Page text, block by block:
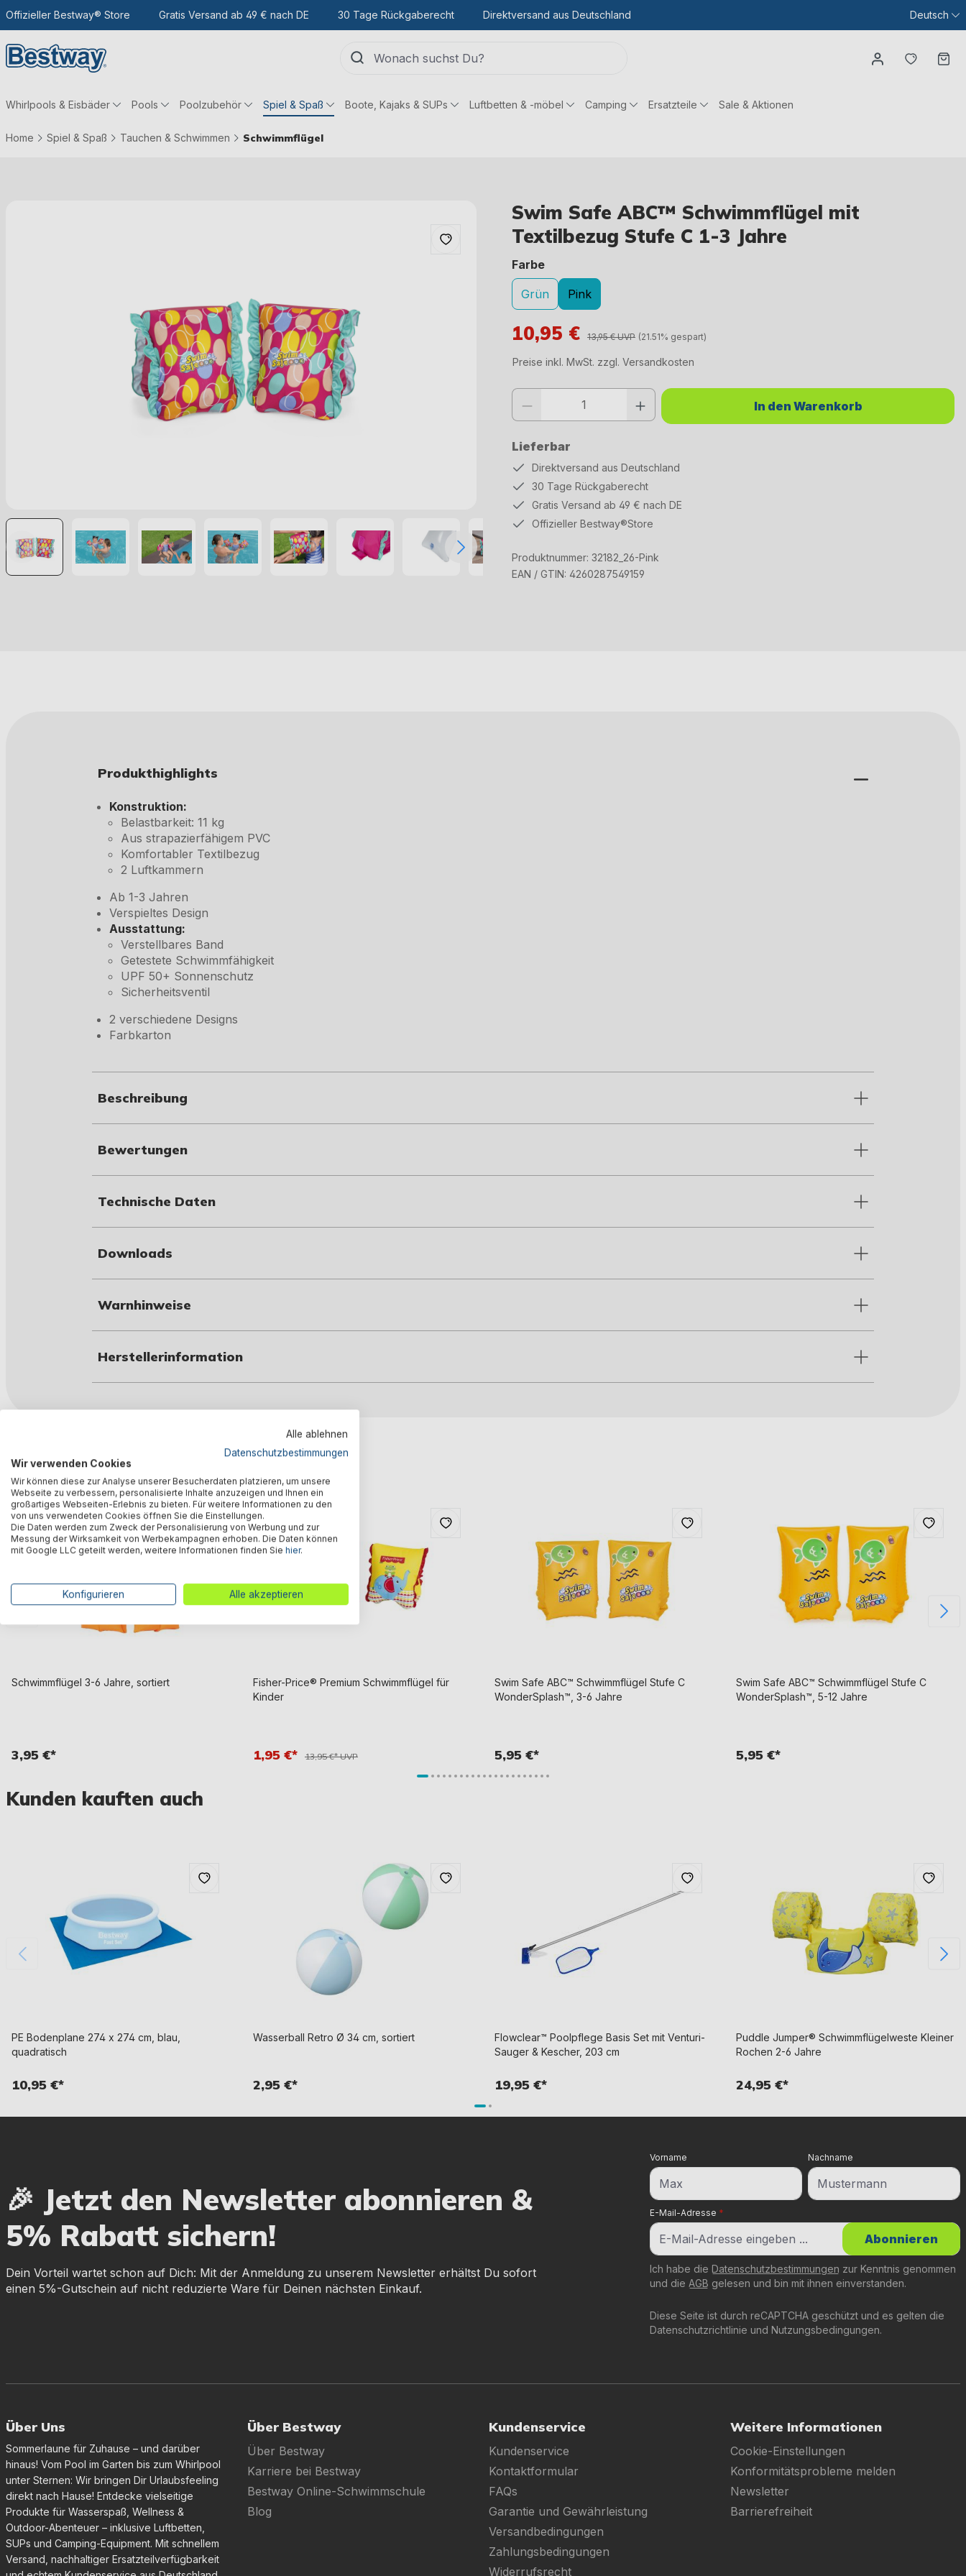
Hauptinhalt
Zur Suche
Zur Hauptnavigation
Offizieller Bestway® Store Gratis Versand ab 49 € nach DE 30 Tage Rückgaberecht Direktversand aus Deutschland Deutsch
Du
Whirlpools & Eisbäder Pools Poolzubehör Spiel & Spaß Boote, Kajaks & SUPs Luftbetten & -möbel Camping Ersatzteile Sale & Aktionen
Home Spiel & Spaß Tauchen & Schwimmen Schwimmflügel
Swim Safe ABC™ Schwimmflügel mit
Textilbezug Stufe C 1-3 Jahre
10,95 € 13,95 € UVP (21.51% gespart)
Preise inkl. MwSt. zzgl. Versandkosten
Lieferbar
Farbeauswählen
Grün Pink
Produkt Anzahl: Gib den gewünschten Wert ein oder benutze die Schaltflächen um die Anzahl zu erhöhen
In den Warenkorb
Direktversand aus Deutschland
30 Tage Rückgaberecht
Gratis Versand ab 49 € nach DE
Offizieller Bestway®Store
Produktnummer: 32182_26-Pink
EAN / GTIN: 4260287549159
Produkthighlights
Konstruktion:
Belastbarkeit: 11 kg
Aus strapazierfähigem PVC
Komfortabler Textilbezug
2 Luftkammern
Ab 1-3 Jahren
Verspieltes Design
Ausstattung:
Verstellbares Band
Getestete Schwimmfähigkeit
UPF 50+ Sonnenschutz
Sicherheitsventil
2 verschiedene Designs
Farbkarton
Beschreibung
Bewertungen
Technische Daten
Downloads
Warnhinweise
Herstellerinformation
Schwimmflügel 3-6 Jahre, sortiert
3,95 €*
%
Fisher-Price® Premium Schwimmflügel für
Kinder
1,95 €* 13,95 €* UVP
Swim Safe ABC™ Schwimmflügel Stufe C
WonderSplash™, 3-6 Jahre
5,95 €*
Swim Safe ABC™ Schwimmflügel Stufe C
WonderSplash™, 5-12 Jahre
5,95 €*
Kunden kauften auch
PE Bodenplane 274 x 274 cm, blau,
quadratisch
10,95 €*
Wasserball Retro Ø 34 cm, sortiert
2,95 €*
Flowclear™ Poolpflege Basis Set mit Venturi-
Sauger & Kescher, 203 cm
19,95 €*
Puddle Jumper® Schwimmflügelweste Kleiner
Rochen 2-6 Jahre
24,95 €*
🎉 Jetzt den Newsletter abonnieren &
5% Rabatt sichern!
Dein Vorteil wartet schon auf Dich: Mit der Anmeldung zu unserem Newsletter erhältst Du sofort
einen 5%-Gutschein auf nicht reduzierte Ware für Deinen nächsten Einkauf.
E-Mail-Adresse *
Vorname Nachname
Diese Seite ist durch reCAPTCHA geschützt und es gelten die
Datenschutzrichtlinie und Nutzungsbedingungen.
Ich habe die Datenschutzbestimmungen zur Kenntnis genommen
und die AGB gelesen und bin mit ihnen einverstanden.
Abonnieren
Über Uns
Sommerlaune für Zuhause – und darüber
hinaus! Vom Pool im Garten bis zum Whirlpool
unter Sternen: Wir bringen Dir Urlaubsfeeling
direkt nach Hause! Entdecke vielseitige
Produkte für Wasserspaß, Wellness &
Outdoor-Abenteuer – inklusive Luftbetten,
SUPs und Camping-Equipment. Mit schnellem
Versand, nachhaltiger Ersatzteilverfügbarkeit
Über Bestway
Über Bestway
Karriere bei Bestway
Bestway Online-Schwimmschule
Blog
Kundenservice
Kundenservice
Kontaktformular
FAQs
Garantie und Gewährleistung
Versandbedingungen
Zahlungsbedingungen
Widerrufsrecht
Weitere Informationen
Cookie-Einstellungen
Konformitätsprobleme melden
Newsletter
Barrierefreiheit
Alle ablehnen
Datenschutzbestimmungen
Wir verwenden Cookies
Wir können diese zur Analyse unserer Besucherdaten platzieren, um unsere
Webseite zu verbessern, personalisierte Inhalte anzuzeigen und Ihnen ein
großartiges Webseiten-Erlebnis zu bieten. Für weitere Informationen zu den
von uns verwendeten Cookies öffnen Sie die Einstellungen.
Die Daten werden zum Zweck der Personalisierung von Werbung und zur
Messung der Wirksamkeit von Werbekampagnen erhoben. Die Daten können
mit Google LLC geteilt werden, weitere Informationen finden Sie hier.
Konfigurieren Alle akzeptieren